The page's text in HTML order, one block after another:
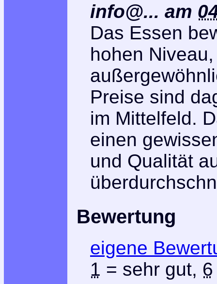
info@... am
Das Essen
hohen
Preise sind
im Mittelfeld.
einen
und Qualität
Bewertung
eigene
1 = sehr gut, 6